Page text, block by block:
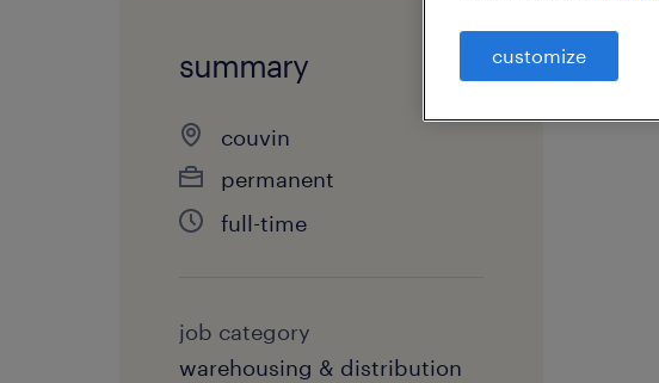
summary
couvin
permanent
full-time
job category
warehousing & distribution
customize